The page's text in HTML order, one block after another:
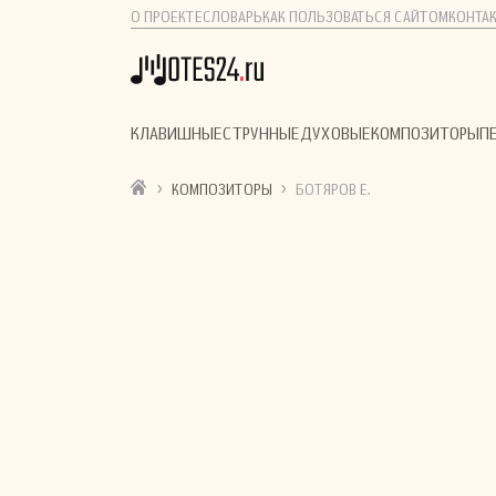
О ПРОЕКТЕСЛОВАРЬ КАК ПОЛЬЗОВАТЬСЯ САЙТОМ
КЛАВИШНЫЕСТРУННЫЕДУХОВЫЕКОМПОЗИТОРЫ
› КОМПОЗИТОРЫ › БОТЯРОВ Е.